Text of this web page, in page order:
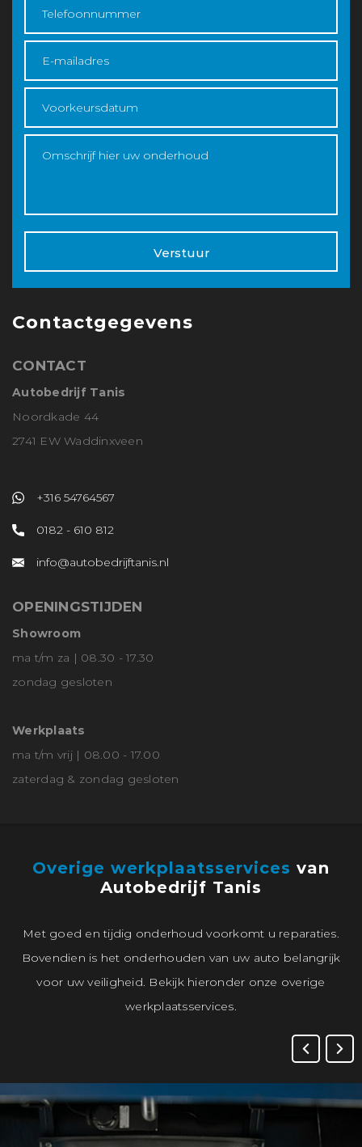
Verstuur
Contactgegevens
CONTACT
Autobedrijf Tanis
Noordkade 44
2741 EW Waddinxveen
+316 54764567
0182 - 610 812
info@autobedrijftanis.nl
OPENINGSTIJDEN
Showroom
ma t/m za | 08.30 - 17.30
zondag gesloten
Werkplaats
ma t/m vrij | 08.00 - 17.00
zaterdag & zondag gesloten
Overige werkplaatsservices van
Autobedrijf Tanis
Met goed en tijdig onderhoud voorkomt u reparaties.
Bovendien is het onderhouden van uw auto belangrijk
voor uw veiligheid. Bekijk hieronder onze overige
werkplaatsservices.